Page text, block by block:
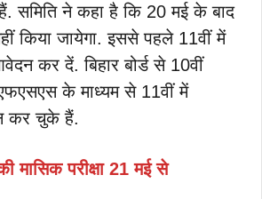
ने कहा है कि 20 मई के बाद
किया जायेगा. इससे पहले 11वीं में
कर दें. बिहार बोर्ड से 10वीं
के माध्यम से 11वीं में
कर चुके हैं.
मासिक परीक्षा 21 मई से